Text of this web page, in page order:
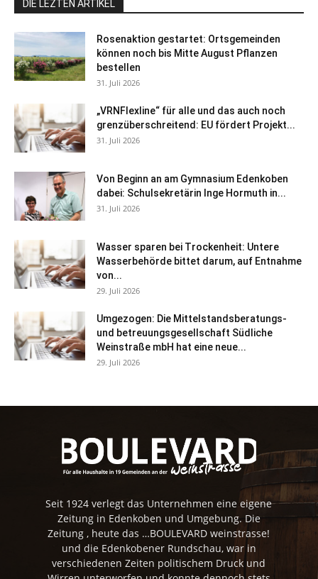
DIE LEZTEN ARTIKEL
Rosenaktion gestartet: Ortsgemeinden
können noch bis Mitte August Pflanzen
bestellen
31. Juli 2026
„VRNFlexline“ für alle und das auch noch
grenzüberschreitend: EU fördert Projekt...
31. Juli 2026
Von Beginn an am Gymnasium Edenkoben
dabei: Schulsekretärin Inge Hormuth in...
31. Juli 2026
Wasser sparen bei Trockenheit: Untere
Wasserbehörde bittet darum, auf Entnahme
von...
29. Juli 2026
Umgezogen: Die Mittelstandsberatungs-
und betreuungsgesellschaft Südliche
Weinstraße mbH hat eine neue...
29. Juli 2026
Seit 1924 verlegt das Unternehmen eine eigene
Zeitung in Edenkoben und Umgebung. Die
Zeitung , heute das …BOULEVARD weinstrasse!
und die Edenkobener Rundschau, war in
verschiedenen Zeiten politischem Druck und